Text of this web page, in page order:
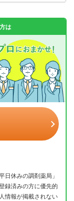
方は
日休みの調剤薬局」
録済みの方に優先的
情報が掲載されない